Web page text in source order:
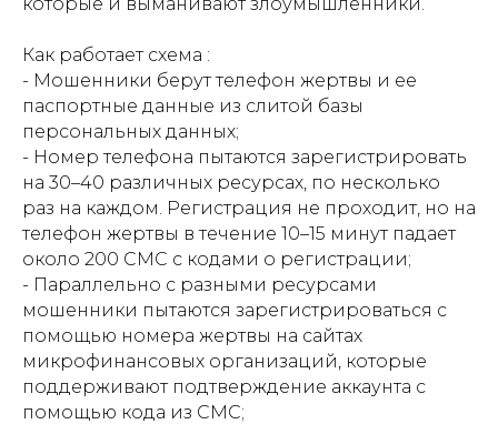
Как работает схема :
- Мошенники берут телефон жертвы и ее
паспортные данные из слитой базы
персональных данных;
- Номер телефона пытаются зарегистрировать
на 30–40 различных ресурсах, по несколько
раз на каждом. Регистрация не проходит, но на
телефон жертвы в течение 10–15 минут падает
около 200 СМС с кодами о регистрации;
- Параллельно с разными ресурсами
мошенники пытаются зарегистрироваться с
помощью номера жертвы на сайтах
микрофинансовых организаций, которые
поддерживают подтверждение аккаунта с
помощью кода из СМС;